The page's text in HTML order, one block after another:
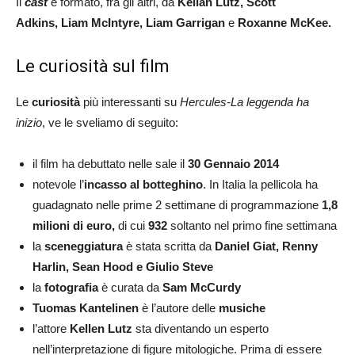
Adkins, Liam McIntyre, Liam Garrigan e Roxanne McKee.
Le curiosità sul film
Le curiositàpiù interessanti su Hercules-La leggenda ha
inizio, ve le sveliamo di seguito:
il film ha debuttato nelle sale il 30 Gennaio 2014
notevole l’incasso al botteghino. In Italia la pellicola ha
guadagnato nelle prime 2 settimane di programmazione 1,8
milioni di euro, di cui 932 soltanto nel primo fine settimana
la sceneggiaturaè stata scritta da Daniel Giat, Renny
Harlin, Sean Hood e Giulio Steve
la fotografiaè curata da Sam McCurdy
Tuomas Kantelinen è l’autore delle musiche
l’attore Kellen Lutz sta diventando un esperto
nell’interpretazione di figure mitologiche. Prima di essere